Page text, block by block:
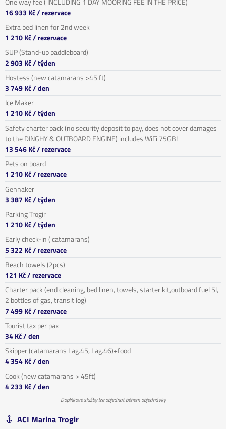
16 933 Kč/ rezervace
Extra bed linen for 2nd week
1 210 Kč/ rezervace
SUP (Stand-up paddleboard)
2 903 Kč/ týden
Hostess (new catamarans >45 ft)
3 749 Kč/ den
Ice Maker
1 210 Kč/ týden
Safety charter pack (no security deposit to pay, does not cover damages
to the DINGHY & OUTBOARD ENGINE) includes WiFi 75GB!
13 546 Kč/ rezervace
Pets on board
1 210 Kč/ rezervace
Gennaker
3 387 Kč/ týden
Parking Trogir
1 210 Kč/ týden
Early check-in ( catamarans)
5 322 Kč/ rezervace
Beach towels (2pcs)
121 Kč/ rezervace
Charter pack (end cleaning, bed linen, towels, starter kit,outboard fuel 5l,
2 bottles of gas, transit log)
7 499 Kč/ rezervace
Tourist tax per pax
34 Kč/ den
Skipper (catamarans Lag.45, Lag.46)+food
4 354 Kč/ den
Cook (new catamarans > 45ft)
4 233 Kč/ den
Doplňkové služby lze objednat během objednávky
ACI Marina Trogir